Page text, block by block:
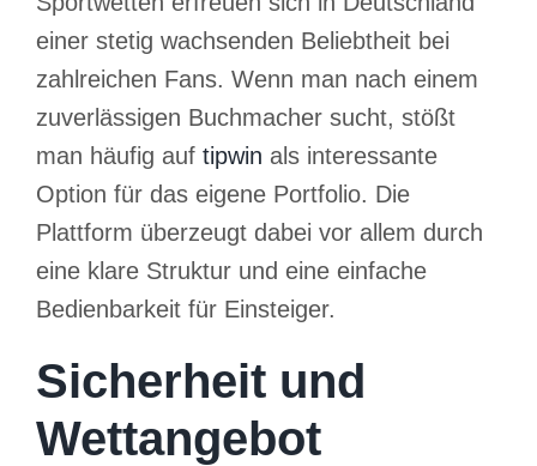
einer stetig wachsenden Beliebtheit bei
zahlreichen Fans. Wenn man nach einem
zuverlässigen Buchmacher sucht, stößt
man häufig auf tipwin als interessante
Option für das eigene Portfolio. Die
Plattform überzeugt dabei vor allem durch
eine klare Struktur und eine einfache
Bedienbarkeit für Einsteiger.
Sicherheit und
Wettangebot